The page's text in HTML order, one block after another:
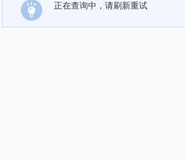
正在查询中，请刷新重试